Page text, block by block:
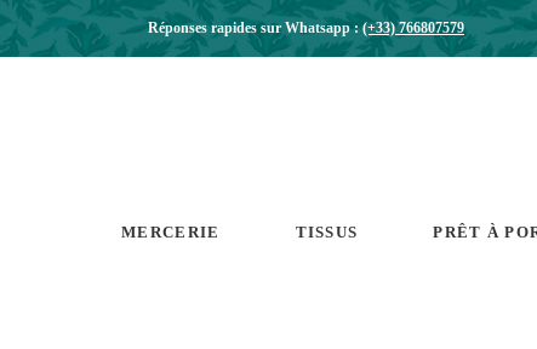
Réponses rapides sur Whatsapp :(+33) 766807579
MERCERIE TISSUS PRÊT À